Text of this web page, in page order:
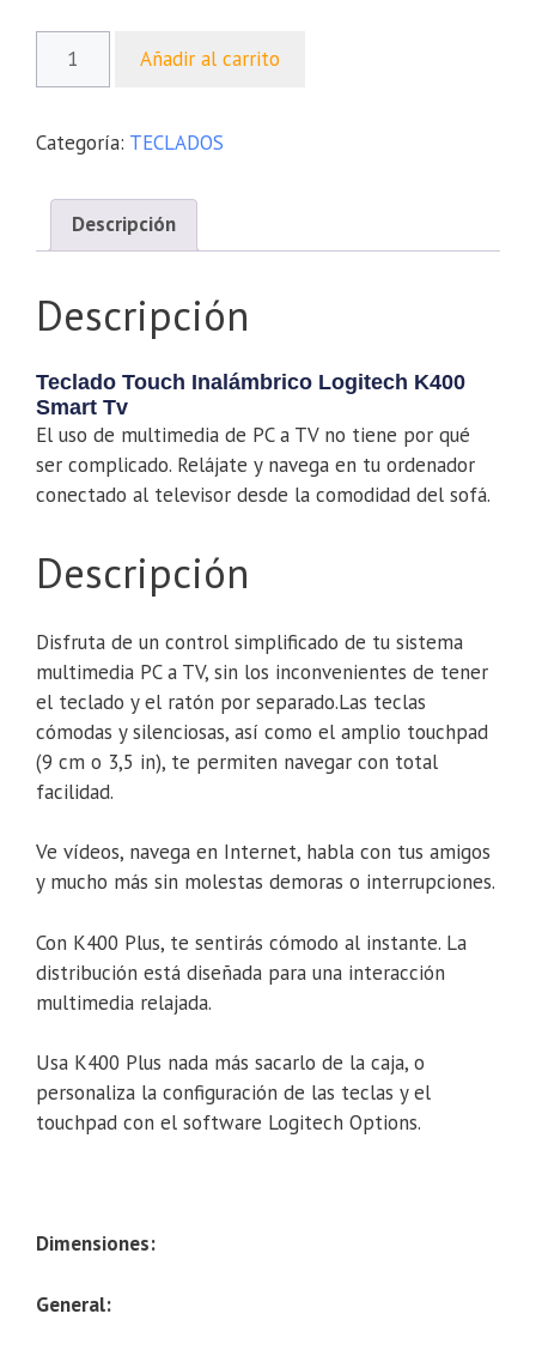
Añadir al carrito
Categoría: TECLADOS
Descripción
Descripción
Teclado Touch Inalámbrico Logitech K400
Smart Tv
El uso de multimedia de PC a TV no tiene por qué
ser complicado. Relájate y navega en tu ordenador
conectado al televisor desde la comodidad del sofá.
Descripción
Disfruta de un control simplificado de tu sistema
multimedia PC a TV, sin los inconvenientes de tener
el teclado y el ratón por separado.Las teclas
cómodas y silenciosas, así como el amplio touchpad
(9 cm o 3,5 in), te permiten navegar con total
facilidad.
Ve vídeos, navega en Internet, habla con tus amigos
y mucho más sin molestas demoras o interrupciones.
Con K400 Plus, te sentirás cómodo al instante. La
distribución está diseñada para una interacción
multimedia relajada.
Usa K400 Plus nada más sacarlo de la caja, o
personaliza la configuración de las teclas y el
touchpad con el software Logitech Options.
Dimensiones:
General: